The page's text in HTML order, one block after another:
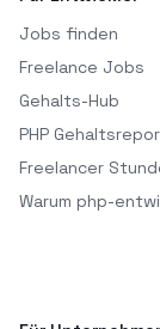
Jobs finden
Freelance Jobs
Gehalts-Hub
PHP
Freelancer
Warum php-